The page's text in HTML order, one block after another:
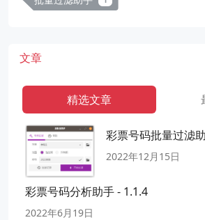
文章
精选文章
彩票号码批量过滤
2022年12月15日
彩票号码分析助手 - 1.1.4
2022年6月19日